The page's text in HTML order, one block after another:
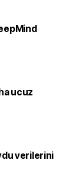
ucuz
verilerini